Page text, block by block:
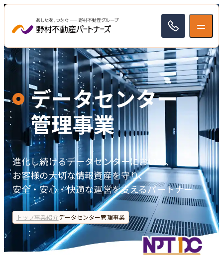
トップ
企業情報
企業情報
トップメッセージ
企業理念
お客様に応える力
会社概要/沿革
組織図
事業紹介
事業紹介
ファシリティマネジメント事業
マンション管理事業
プロパティマネジメント事業
採用情報
採用情報
新卒採用
キャリア採用（総合職中途採用）
お問い合わせ
データセンター
管理事業
進化し続けるデータセンターにおいて、
お客様の大切な情報資産を守り、
安全・安心・快適な運営を支えるパートナー
トップ事業紹介データセンター管理事業